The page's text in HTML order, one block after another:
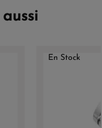
En Stock